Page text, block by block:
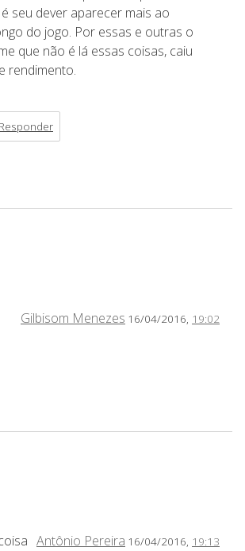
seu dever aparecer mais ao
do jogo. Por essas e outras o
que não é lá essas coisas, caiu
rendimento.
Responder
Gilbisom Menezes 16/04/2016, 19:02
Antônio Pereira 16/04/2016, 19:13